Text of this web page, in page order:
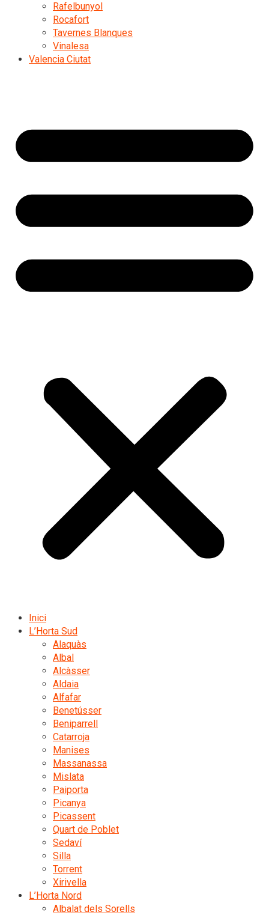
Rafelbunyol
Rocafort
Tavernes Blanques
Vinalesa
Valencia Ciutat
Inici
L’Horta Sud
Alaquàs
Albal
Alcàsser
Aldaia
Alfafar
Benetússer
Beniparrell
Catarroja
Manises
Massanassa
Mislata
Paiporta
Picanya
Picassent
Quart de Poblet
Sedaví
Silla
Torrent
Xirivella
L’Horta Nord
Albalat dels Sorells